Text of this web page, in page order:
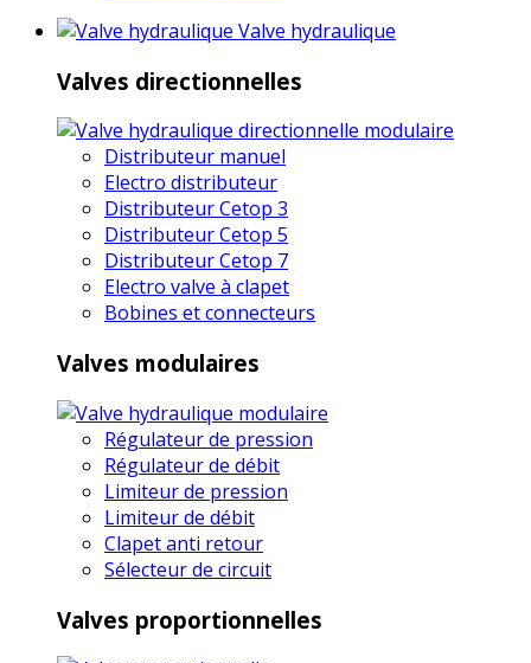
Valve hydraulique
Valves directionnelles
Distributeur manuel
Electro distributeur
Distributeur Cetop 3
Distributeur Cetop 5
Distributeur Cetop 7
Electro valve à clapet
Bobines et connecteurs
Valves modulaires
Régulateur de pression
Régulateur de débit
Limiteur de pression
Limiteur de débit
Clapet anti retour
Sélecteur de circuit
Valves proportionnelles